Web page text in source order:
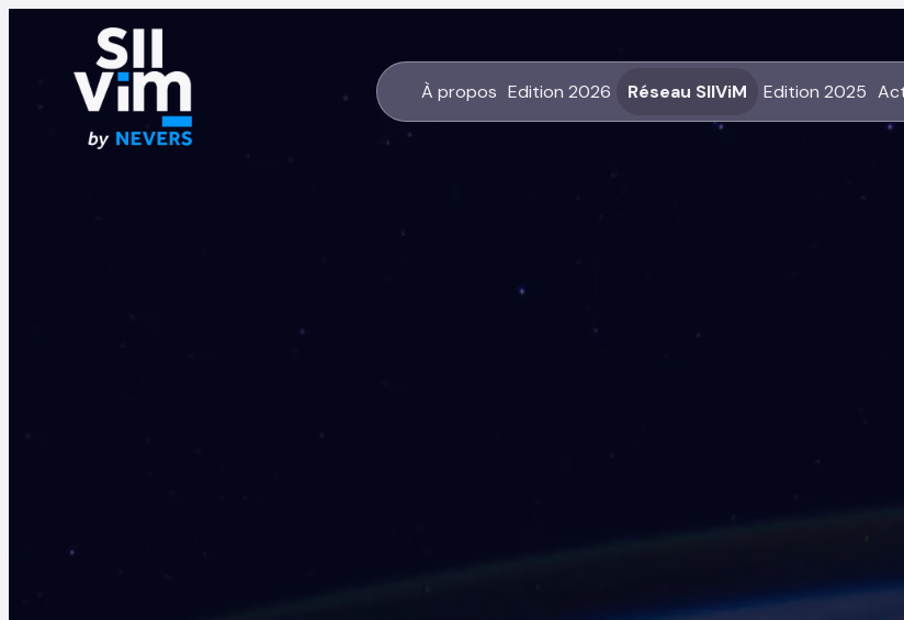
À propos Edition 2026 Réseau SIIViM Edition 2025